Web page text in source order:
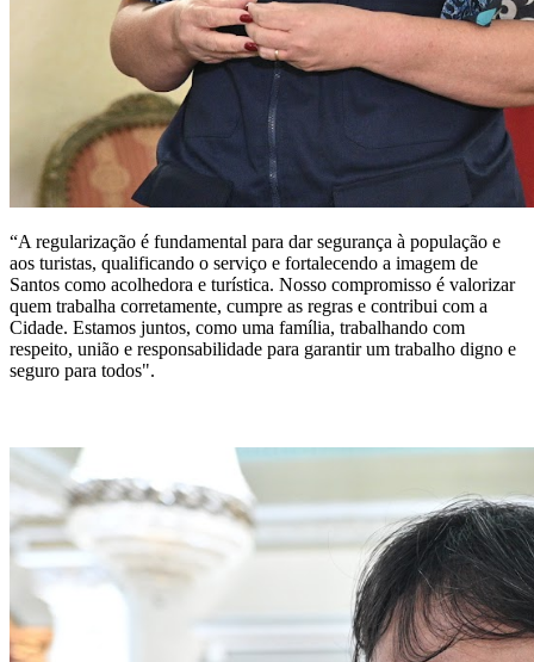
“A regularização é fundamental para dar segurança à população e
aos turistas, qualificando o serviço e fortalecendo a imagem de
Santos como acolhedora e turística. Nosso compromisso é valorizar
quem trabalha corretamente, cumpre as regras e contribui com a
Cidade. Estamos juntos, como uma família, trabalhando com
respeito, união e responsabilidade para garantir um trabalho digno e
seguro para todos".